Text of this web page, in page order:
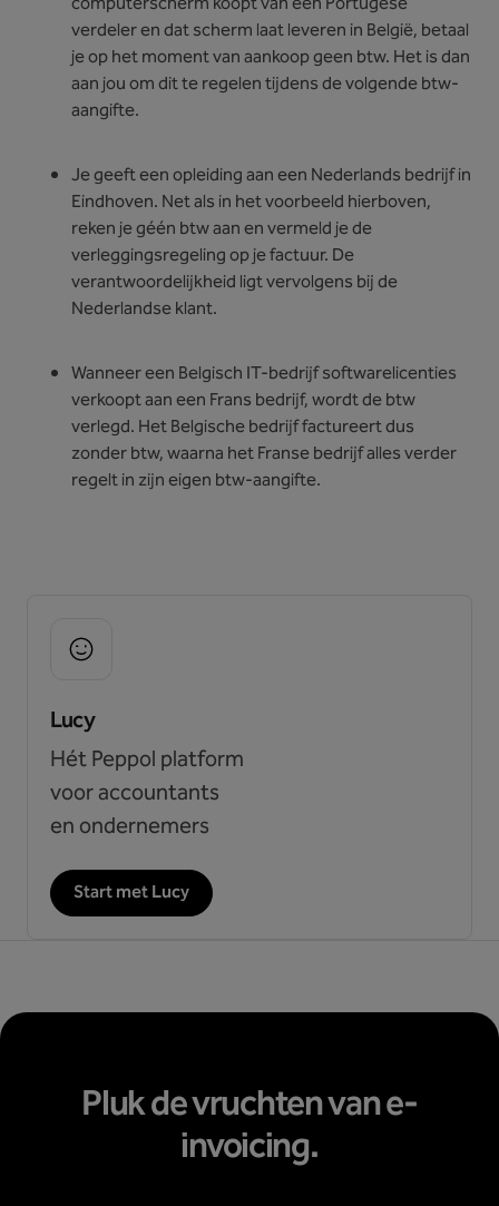
verdeler en dat scherm laat leveren in België, betaal
je op het moment van aankoop geen btw. Het is dan
aan jou om dit te regelen tijdens de volgende btw-
aangifte.
Je geeft een opleiding aan een Nederlands bedrijf in
Eindhoven. Net als in het voorbeeld hierboven,
reken je géén btw aan en vermeld je de
verleggingsregeling op je factuur. De
verantwoordelijkheid ligt vervolgens bij de
Nederlandse klant.
Wanneer een Belgisch IT-bedrijf softwarelicenties
verkoopt aan een Frans bedrijf, wordt de btw
verlegd. Het Belgische bedrijf factureert dus
zonder btw, waarna het Franse bedrijf alles verder
regelt in zijn eigen btw-aangifte.
Lucy
Hét Peppol platform
voor accountants
en ondernemers
Start met Lucy
Pluk de vruchten van e-
invoicing.